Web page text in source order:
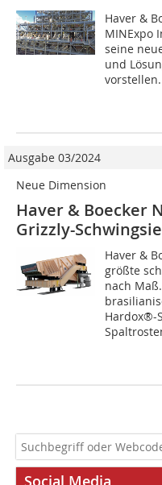
Haver &
MINExpo
seine
und
Ausgabe 03/2024
Neue Dimension
Haver & Boecker
Grizzly-
Haver &
größte
nach
Hardox®-
Social Media